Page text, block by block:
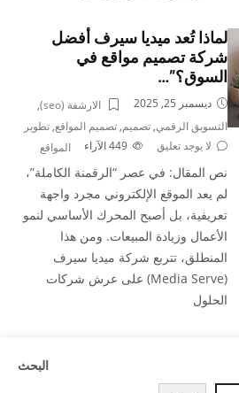
لماذا تُعد ميديا سيرف أفضل
شركة تصميم مواقع في
السوق؟”…
ديسمبر 25, 2025 الارشفة (seo)
,
التسويق الرقمي,تصميم,تصميم المواقع,تطوير
المواقع
لا يوجد تعليق 449 الآراء
نص المقال: في عصر “الرقمنة الكاملة”،
لم يعد الموقع الإلكتروني مجرد واجهة
تعريفية، بل أصبح المحرك الأساسي لنمو
الأعمال وزيادة المبيعات. ومن هذا
المنطلق، تتربع شركة ميديا سيرف
(Media Serve) على عرش شركات
الحلول
البحث